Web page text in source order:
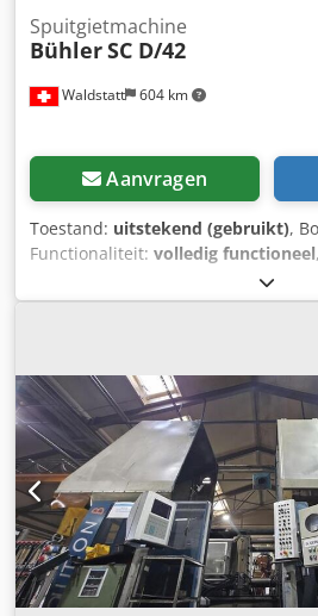
Waldstatt 604 km
Spuitgietmachine
BühlerSC D/42
Aanvragen
Toestand: uitstekend (gebruikt),
Functionaliteit: volledig functioneel,
de kolommen:640 mm,
ingangsspanning:400 V,
ingangsfrequentie:50 Hz ,
Fabrikant: Bühler, Type: SC D/42,
Serienummer: 10298440
Matrijsopeningsslag: 640 mm Max.
100 N/mm² Min. opspanmaten:
kolomafstand: 640 x 640 mm
Uitwerperslag: 145 mm
sluitkracht: 4200 kN Cycletijd: 30 s
m/s Incl. matrijssproei-installatie